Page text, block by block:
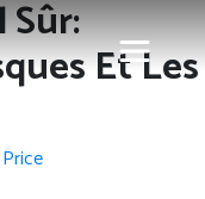
Et Les